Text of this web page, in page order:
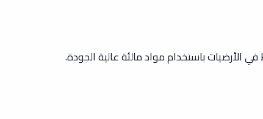
باستخدام مواد مالئة عالية الجودة.